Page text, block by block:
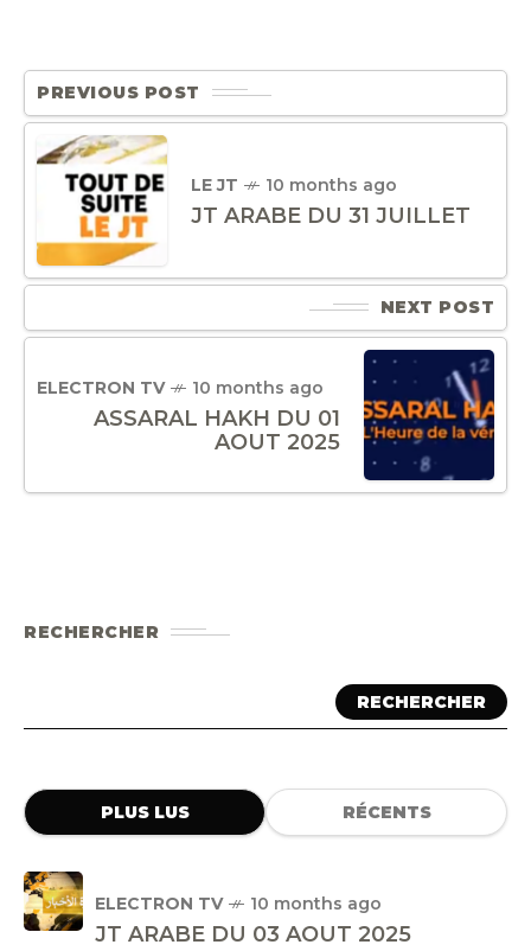
PREVIOUS POST
LE JT 10 months ago
JT ARABE DU 31 JUILLET
NEXT POST
ELECTRON TV 10 months ago
ASSARAL HAKH DU 01
AOUT 2025
RECHERCHER
RECHERCHER
PLUS LUS RÉCENTS
ELECTRON TV 10 months ago
JT ARABE DU 03 AOUT 2025